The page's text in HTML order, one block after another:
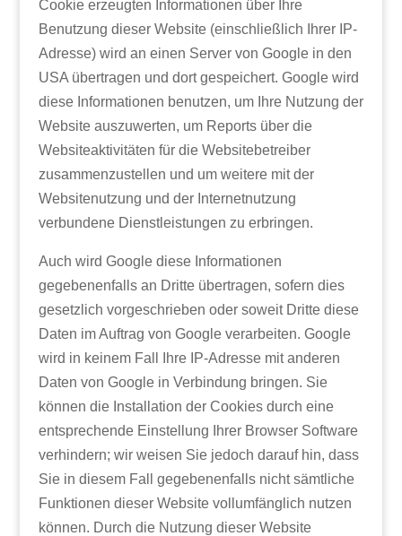
Cookie erzeugten Informationen über Ihre
Benutzung dieser Website (einschließlich Ihrer IP-
Adresse) wird an einen Server von Google in den
USA übertragen und dort gespeichert. Google wird
diese Informationen benutzen, um Ihre Nutzung der
Website auszuwerten, um Reports über die
Websiteaktivitäten für die Websitebetreiber
zusammenzustellen und um weitere mit der
Websitenutzung und der Internetnutzung
verbundene Dienstleistungen zu erbringen.
Auch wird Google diese Informationen
gegebenenfalls an Dritte übertragen, sofern dies
gesetzlich vorgeschrieben oder soweit Dritte diese
Daten im Auftrag von Google verarbeiten. Google
wird in keinem Fall Ihre IP-Adresse mit anderen
Daten von Google in Verbindung bringen. Sie
können die Installation der Cookies durch eine
entsprechende Einstellung Ihrer Browser Software
verhindern; wir weisen Sie jedoch darauf hin, dass
Sie in diesem Fall gegebenenfalls nicht sämtliche
Funktionen dieser Website vollumfänglich nutzen
können. Durch die Nutzung dieser Website